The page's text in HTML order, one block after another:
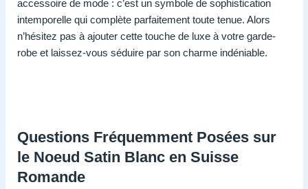
accessoire de mode : c’est un symbole de sophistication
intemporelle qui complète parfaitement toute tenue. Alors
n’hésitez pas à ajouter cette touche de luxe à votre garde-
robe et laissez-vous séduire par son charme indéniable.
Questions Fréquemment Posées sur
le Noeud Satin Blanc en Suisse
Romande